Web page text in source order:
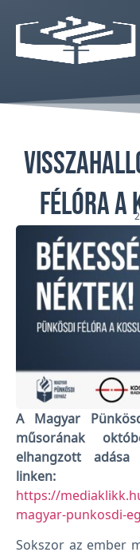
félóra a
A Magyar
műsorának
elhangzott adása
linken:
https://
magyar-punkosdi-
Sokszor az ember